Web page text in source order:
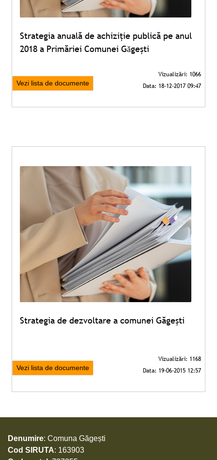
Strategia anuală de achiziţie publică pe anul
2018 a Primăriei Comunei Gǎgești
Vezi lista de documente
Strategia de dezvoltare a comunei Găgești
Vezi lista de documente
Denumire: Comuna Găgești
Cod SIRUTA: 163903